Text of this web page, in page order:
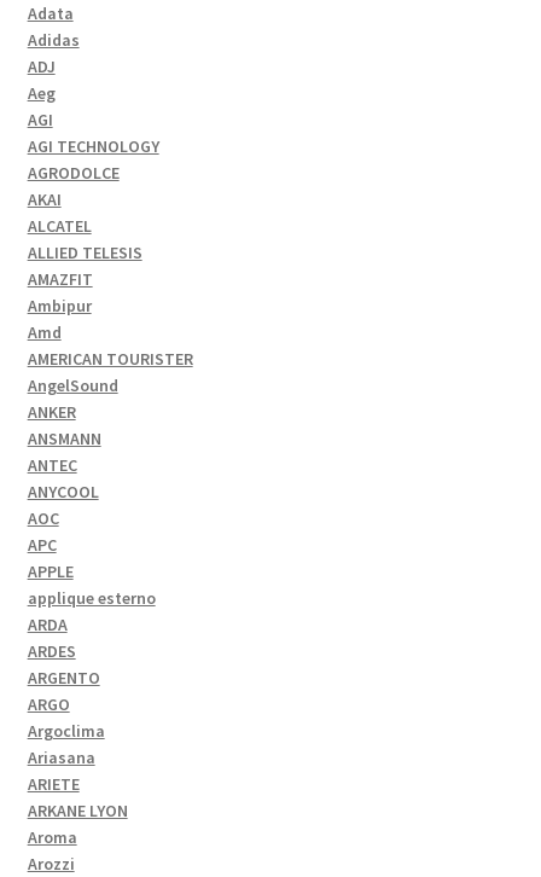
Adata
Adidas
ADJ
Aeg
AGI
AGI TECHNOLOGY
AGRODOLCE
AKAI
ALCATEL
ALLIED TELESIS
AMAZFIT
Ambipur
Amd
AMERICAN TOURISTER
AngelSound
ANKER
ANSMANN
ANTEC
ANYCOOL
AOC
APC
APPLE
applique esterno
ARDA
ARDES
ARGENTO
ARGO
Argoclima
Ariasana
ARIETE
ARKANE LYON
Aroma
Arozzi